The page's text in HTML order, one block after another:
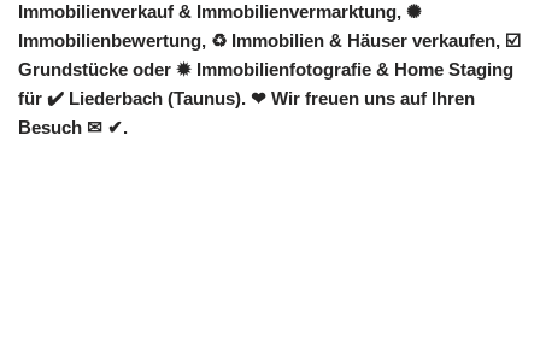
Immobilienverkauf & Immobilienvermarktung, ✺
Immobilienbewertung, ♻ Immobilien & Häuser verkaufen, ☑️
Grundstücke oder ✹ Immobilienfotografie & Home Staging
für ✔️ Liederbach (Taunus). ❤ Wir freuen uns auf Ihren
Besuch ✉ ✔.